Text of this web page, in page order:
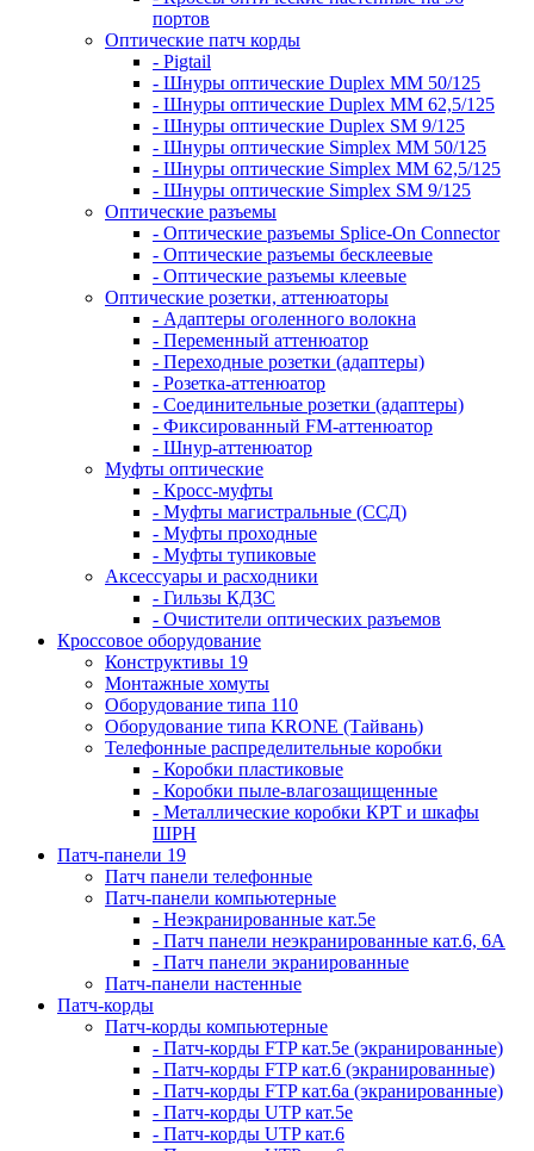
портов
Оптические патч корды
- Pigtail
- Шнуры оптические Duplex MM 50/125
- Шнуры оптические Duplex MM 62,5/125
- Шнуры оптические Duplex SM 9/125
- Шнуры оптические Simplex MM 50/125
- Шнуры оптические Simplex MM 62,5/125
- Шнуры оптические Simplex SM 9/125
Оптические разъемы
- Оптические разъемы Splice-On Connector
- Оптические разъемы бесклеевые
- Оптические разъемы клеевые
Оптические розетки, аттенюаторы
- Адаптеры оголенного волокна
- Переменный аттенюатор
- Переходные розетки (адаптеры)
- Розетка-аттенюатор
- Соединительные розетки (адаптеры)
- Фиксированный FM-аттенюатор
- Шнур-аттенюатор
Муфты оптические
- Кросс-муфты
- Муфты магистральные (ССД)
- Муфты проходные
- Муфты тупиковые
Аксессуары и расходники
- Гильзы КДЗС
- Очистители оптических разъемов
Кроссовое оборудование
Конструктивы 19
Монтажные хомуты
Оборудование типа 110
Оборудование типа KRONE (Тайвань)
Телефонные распределительные коробки
- Коробки пластиковые
- Коробки пыле-влагозащищенные
- Металлические коробки КРТ и шкафы
ШРН
Патч-панели 19
Патч панели телефонные
Патч-панели компьютерные
- Неэкранированные кат.5е
- Патч панели неэкранированные кат.6, 6А
- Патч панели экранированные
Патч-панели настенные
Патч-корды
Патч-корды компьютерные
- Патч-корды FTP кат.5е (экранированные)
- Патч-корды FTP кат.6 (экранированные)
- Патч-корды FTP кат.6а (экранированные)
- Патч-корды UTP кат.5е
- Патч-корды UTP кат.6